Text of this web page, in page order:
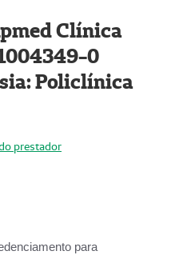
Clínica
0
Policlínica
prestador
para